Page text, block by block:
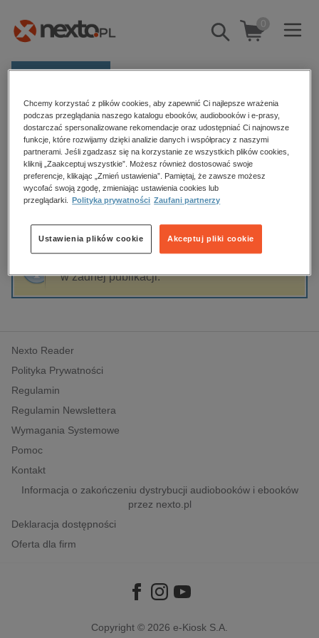
Pokaż/schowaj
wyszukiwarkę
0
Kategorie
Zobacz wszystkie E-prasa
budownictwo, aranżacja wnętrz
biznesowe, branżowe, gospodarka
dzienniki
edukacja
hobby, sport, rozrywka
komputery, internet, technologie, informatyka
polityka, społeczno-informacyjne
psychologiczne
inne
popularno-naukowe
historia
Strona główna Wacław Bąk
Wacław Bąk
Sortowanie Filtrowanie
w żadnej publikacji.
Nexto Reader
Polityka Prywatności
Regulamin
Regulamin Newslettera
Wymagania Systemowe
Pomoc
Kontakt
Informacja o zakończeniu dystrybucji audiobooków i ebooków
przez nexto.pl
Deklaracja dostępności
Oferta dla firm
Copyright © 2026 e-Kiosk S.A.
Chcemy korzystać z plików cookies, aby zapewnić Ci najlepsze wrażenia
podczas przeglądania naszego katalogu ebooków, audiobooków i e-prasy,
dostarczać spersonalizowane rekomendacje oraz udostępniać Ci najnowsze
funkcje, które rozwijamy dzięki analizie danych i współpracy z naszymi
partnerami. Jeśli zgadzasz się na korzystanie ze wszystkich plików cookies,
kliknij „Zaakceptuj wszystkie”. Możesz również dostosować swoje
preferencje, klikając „Zmień ustawienia”. Pamiętaj, że zawsze możesz
wycofać swoją zgodę, zmieniając ustawienia cookies lub
przeglądarki.
Polityka prywatności Zaufani partnerzy
Akceptuj pliki cookie
Ustawienia plików cookie